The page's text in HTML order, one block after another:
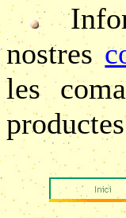
nostres
les